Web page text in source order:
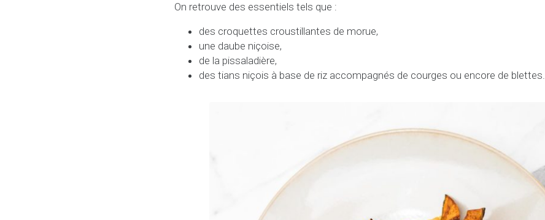
On retrouve des essentiels tels que :
des croquettes croustillantes de morue,
une daube niçoise,
de la pissaladière,
des tians niçois à base de riz accompagnés de courges ou encore de blettes.